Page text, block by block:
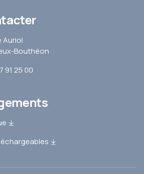
Auriol
Bouthéon
91 25 00